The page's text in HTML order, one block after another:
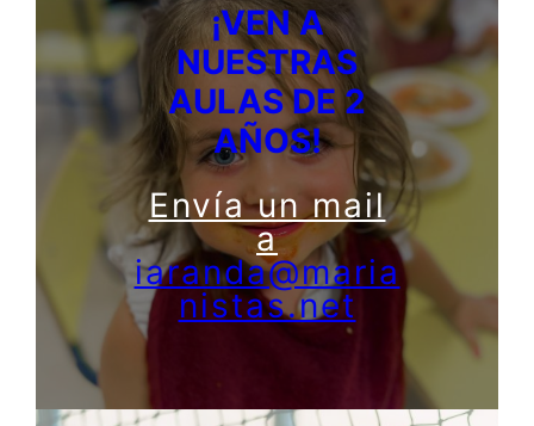
¡VEN A
NUESTRAS
AULAS DE 2
AÑOS!
Envía un mail
a
iaranda@maria
nistas.net